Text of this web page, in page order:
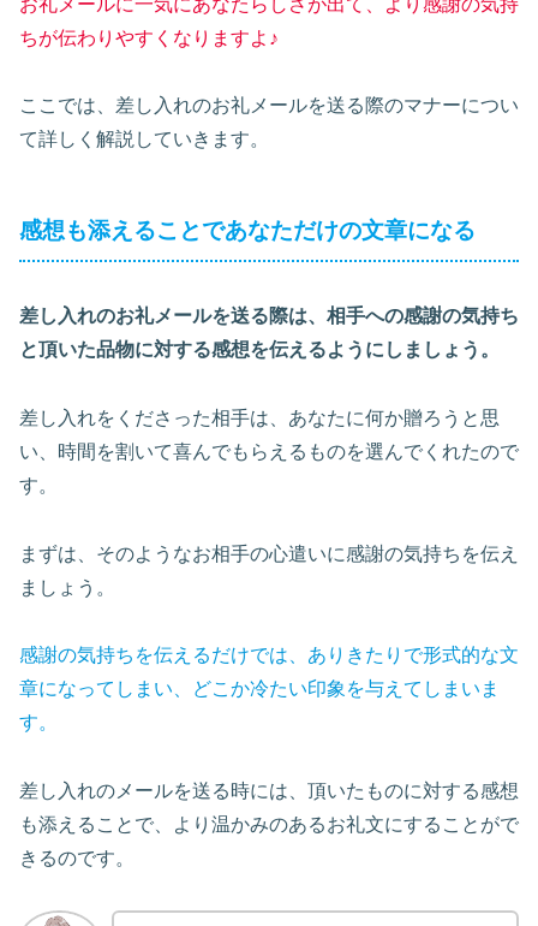
ちが伝わりやすくなりますよ♪
ここでは、差し入れのお礼メールを送る際のマナーについ
て詳しく解説していきます。
感想も添えることであなただけの文章になる
差し入れのお礼メールを送る際は、相手への感謝の気持ち
と頂いた品物に対する感想を伝えるようにしましょう。
差し入れをくださった相手は、あなたに何か贈ろうと思
い、時間を割いて喜んでもらえるものを選んでくれたので
す。
まずは、そのようなお相手の心遣いに感謝の気持ちを伝え
ましょう。
感謝の気持ちを伝えるだけでは、ありきたりで形式的な文
章になってしまい、どこか冷たい印象を与えてしまいま
す。
差し入れのメールを送る時には、頂いたものに対する感想
も添えることで、より温かみのあるお礼文にすることがで
きるのです。